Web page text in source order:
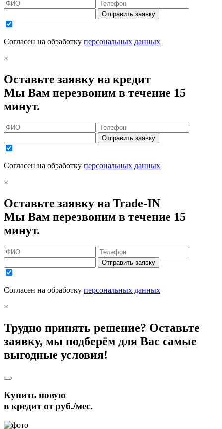
Отправить заявку
Согласен на обработку персональных данных
×
Оставьте заявку на кредит
Мы Вам перезвоним в течение 15
минут.
Отправить заявку
Согласен на обработку персональных данных
×
Оставьте заявку на Trade-IN
Мы Вам перезвоним в течение 15
минут.
Отправить заявку
Согласен на обработку персональных данных
×
Трудно принять решение? Оставьте
заявку, мы подберём для Вас самые
выгодные условия!
Купить новую
в кредит отруб./мес.